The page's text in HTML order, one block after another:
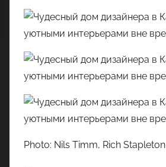
Photo: Nils Timm, Rich Stapleton